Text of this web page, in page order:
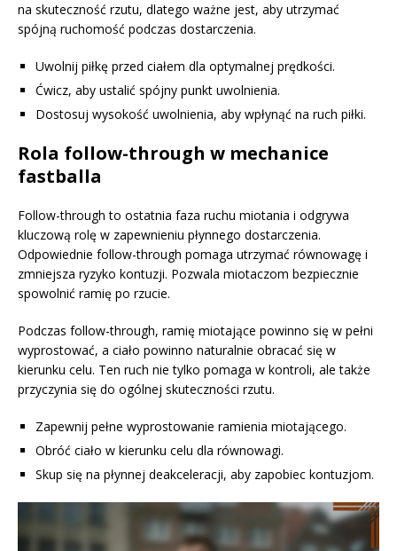
na skuteczność rzutu, dlatego ważne jest, aby utrzymać
spójną ruchomość podczas dostarczenia.
Uwolnij piłkę przed ciałem dla optymalnej prędkości.
Ćwicz, aby ustalić spójny punkt uwolnienia.
Dostosuj wysokość uwolnienia, aby wpłynąć na ruch piłki.
Rola follow-through w mechanice
fastballa
Follow-through to ostatnia faza ruchu miotania i odgrywa
kluczową rolę w zapewnieniu płynnego dostarczenia.
Odpowiednie follow-through pomaga utrzymać równowagę i
zmniejsza ryzyko kontuzji. Pozwala miotaczom bezpiecznie
spowolnić ramię po rzucie.
Podczas follow-through, ramię miotające powinno się w pełni
wyprostować, a ciało powinno naturalnie obracać się w
kierunku celu. Ten ruch nie tylko pomaga w kontroli, ale także
przyczynia się do ogólnej skuteczności rzutu.
Zapewnij pełne wyprostowanie ramienia miotającego.
Obróć ciało w kierunku celu dla równowagi.
Skup się na płynnej deakceleracji, aby zapobiec kontuzjom.